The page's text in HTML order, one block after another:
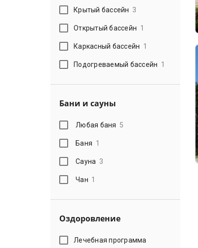
Крытый бассейн 3
Открытый бассейн 1
Каркасный бассейн 1
Подогреваемый бассейн 1
Бани и сауны
Любая баня 5
Баня 1
Сауна 3
Чан 1
Оздоровление
Лечебная программа